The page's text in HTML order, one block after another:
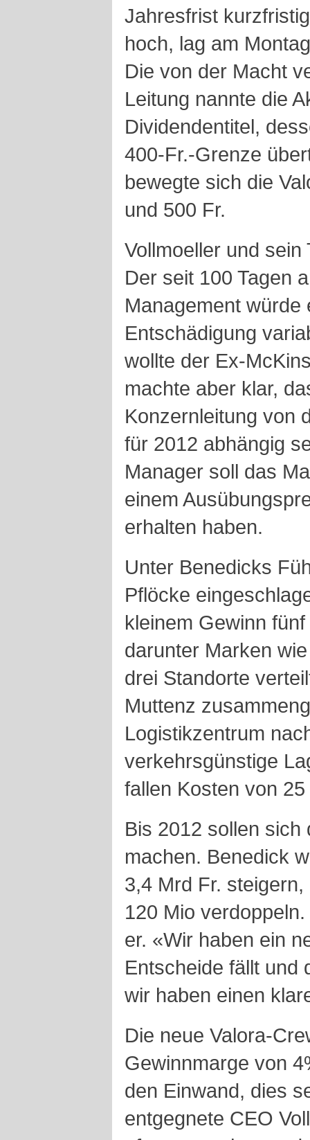
Jahresfrist
hoch, lag am
Die von der Macht
Leitung nannte die
Dividendentitel,
400-Fr.-Grenze
bewegte sich die
und 500 Fr.
Vollmoeller und
Der seit 100 Tagen
Management würde
Entschädigung
wollte der Ex-
machte aber klar,
Konzernleitung von
für 2012 abhängig
Manager soll das
einem
erhalten haben.
Unter Benedicks
Pflöcke
kleinem Gewinn
darunter Marken
drei Standorte
Muttenz
Logistikzentrum
verkehrsgünstige
fallen Kosten von
Bis 2012 sollen sich
machen. Benedick
3,4 Mrd Fr.
120 Mio
er. «Wir haben ein
Entscheide fällt und
wir haben einen
Die neue Valora-
Gewinnmarge von
den Einwand, dies
entgegnete CEO